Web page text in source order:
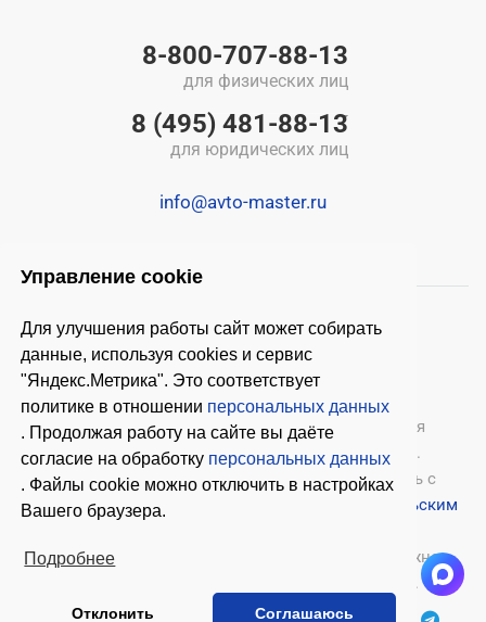
Управление cookie
Для улучшения работы сайт может собирать
данные, используя cookies и сервис
"Яндекс.Метрика". Это соответствует
политике в отношении персональных данных
. Продолжая работу на сайте вы даёте
согласие на обработку персональных данных
. Файлы cookie можно отключить в настройках
Вашего браузера.
Подробнее
Отклонить Соглашаюсь
8-800-707-88-13
для физических лиц
8 (495) 481-88-13
для юридических лиц
info@avto-master.ru
© 2026 ООО «Автомастер» — оборудование для
автосервиса, шиномонтажное оборудование.
Оставляя заявки на нашем сайте, ознакомьтесь с
Политикой конфиденциальности
Пользовательским
Копирование материалов с этого сайта возможно
только с письменного согласия владельцев.